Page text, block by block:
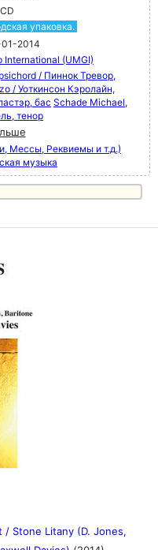
упаковка.
2014
International (UMGI)
/ Пиннок Тревор,
/ Уоткинсон Кэролайн,
бас Schade Michael,
тенор
Мессы, Реквиемы и т.д.)
музыка
/ Stone Litany (D. Jones,